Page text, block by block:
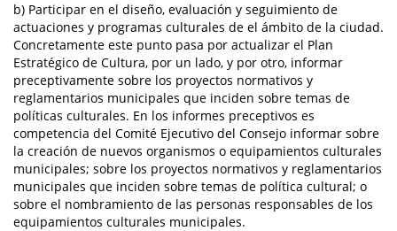
b) Participar en el diseño, evaluación y seguimiento de
actuaciones y programas culturales de el ámbito de la ciudad.
Concretamente este punto pasa por actualizar el Plan
Estratégico de Cultura, por un lado, y por otro, informar
preceptivamente sobre los proyectos normativos y
reglamentarios municipales que inciden sobre temas de
políticas culturales. En los informes preceptivos es
competencia del Comité Ejecutivo del Consejo informar sobre
la creación de nuevos organismos o equipamientos culturales
municipales; sobre los proyectos normativos y reglamentarios
municipales que inciden sobre temas de política cultural; o
sobre el nombramiento de las personas responsables de los
equipamientos culturales municipales.